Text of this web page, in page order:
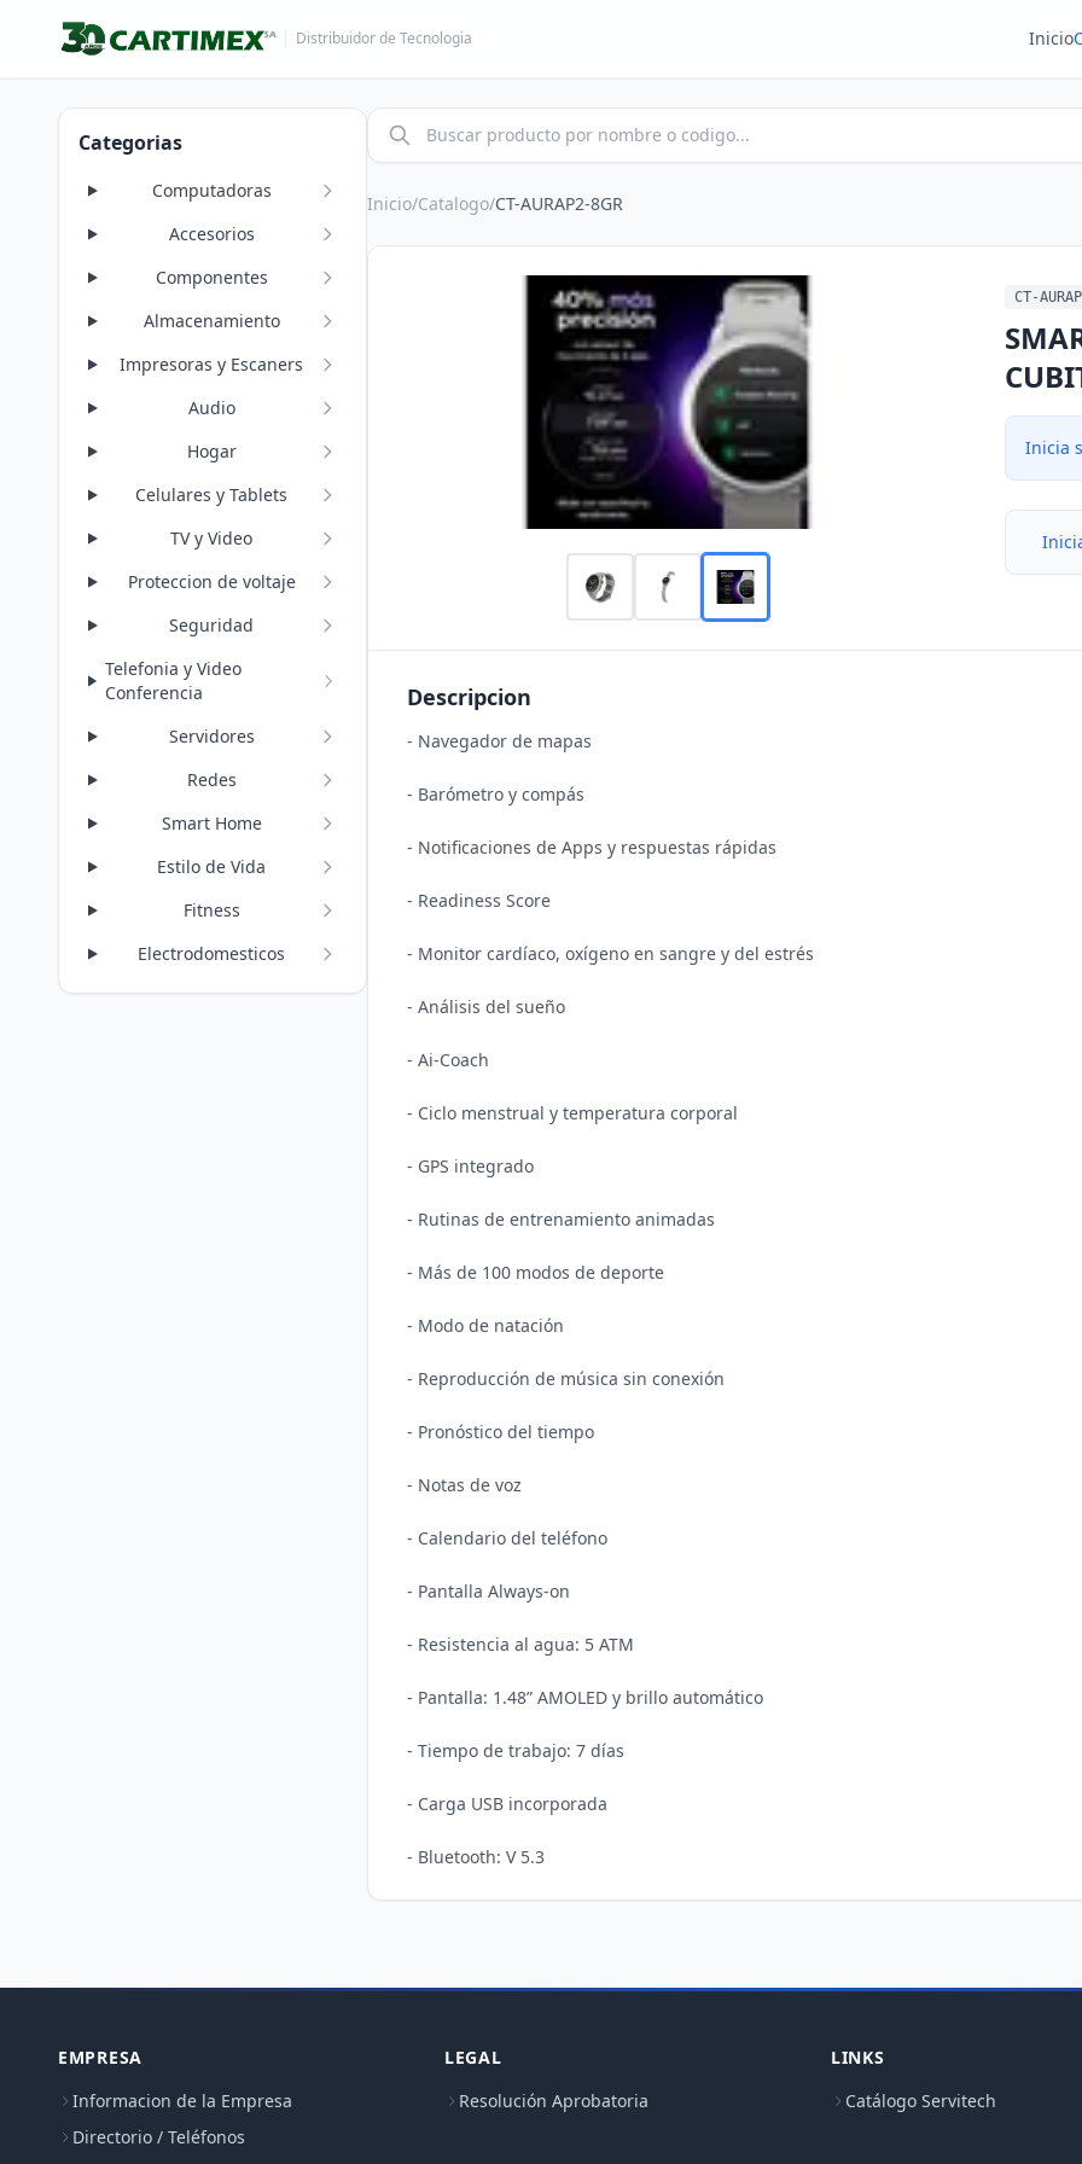
Distribuidor de Tecnologia Inicio
Categorias
Computadoras
Accesorios
Componentes
Almacenamiento
Impresoras y Escaners
Audio
Hogar
Celulares y Tablets
TV y Video
Proteccion de voltaje
Seguridad
Telefonia y Video
Conferencia
Servidores
Redes
Smart Home
Estilo de Vida
Fitness
Electrodomesticos
Inicio/Catalogo/CT-AURAP2-8GR
CT-
Inicia
Descripcion
- Navegador de mapas
- Barómetro y compás
- Notificaciones de Apps y respuestas rápidas
- Readiness Score
- Monitor cardíaco, oxígeno en sangre y del estrés
- Análisis del sueño
- Ai-Coach
- Ciclo menstrual y temperatura corporal
- GPS integrado
- Rutinas de entrenamiento animadas
- Más de 100 modos de deporte
- Modo de natación
- Reproducción de música sin conexión
- Pronóstico del tiempo
- Notas de voz
- Calendario del teléfono
- Pantalla Always-on
- Resistencia al agua: 5 ATM
- Pantalla: 1.48” AMOLED y brillo automático
- Tiempo de trabajo: 7 días
- Carga USB incorporada
EMPRESA
Informacion de la Empresa
Directorio / Teléfonos
LEGAL
Resolución Aprobatoria
LINKS
Catálogo Servitech